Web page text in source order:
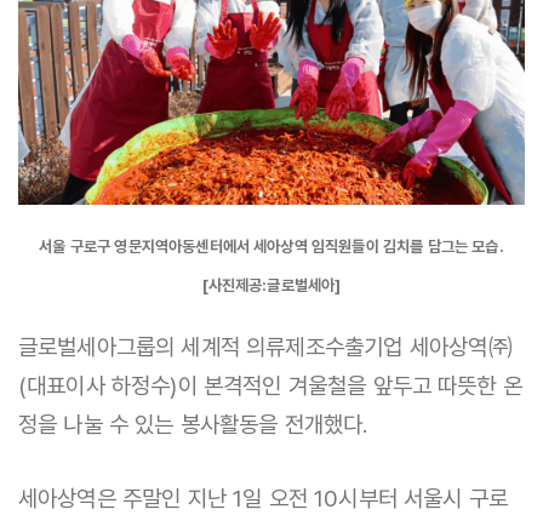
서울 구로구 영문지역아동센터에서 세아상역 임직원들이 김치를 담그는 모습.
[사진제공:글로벌세아]
글로벌세아그룹의 세계적 의류제조수출기업 세아상역㈜
(대표이사 하정수)이 본격적인 겨울철을 앞두고 따뜻한 온
정을 나눌 수 있는 봉사활동을 전개했다.
세아상역은 주말인 지난 1일 오전 10시부터 서울시 구로